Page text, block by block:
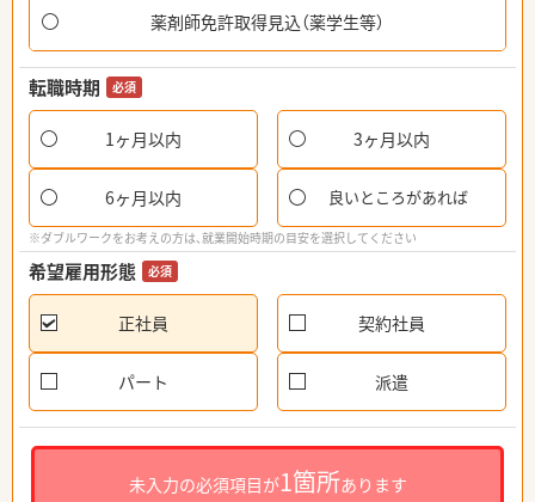
薬剤師免許取得見込（薬学生等）
転職時期 必須
1ヶ月以内 3ヶ月以内
6ヶ月以内 良いところがあれば
※ダブルワークをお考えの方は、就業開始時期の目安を選択してください
希望雇用形態 必須
正社員 契約社員
パート 派遣
未入力の必須項目が1箇所あります